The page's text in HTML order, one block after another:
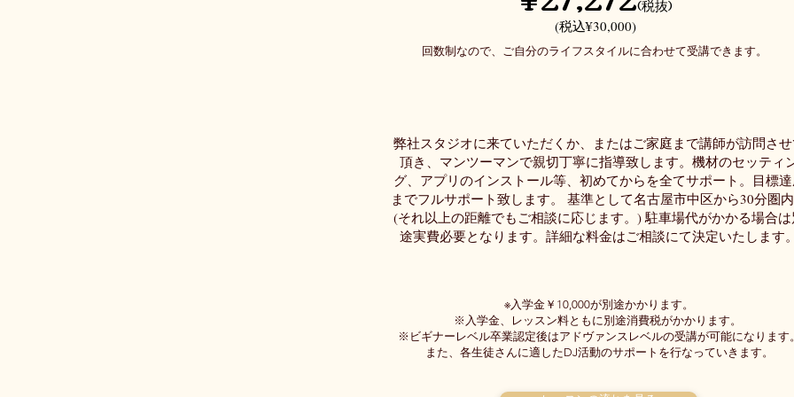
(税込¥30,000)
回数制なので、ご自分のライフスタイルに合わせて受講できます。
弊社スタジオに来ていただくか、またはご家庭まで講師が訪問させ
頂き、マンツーマンで親切丁寧に指導致します。機材のセッティ
グ、アプリのインストール等、初めてからを全てサポート。目標
までフルサポート致します。 基準として名古屋市中区から30分圏内
(それ以上の距離でもご相談に応じます。) 駐車場代がかかる場合は
途実費必要となります。詳細な料金はご相談にて決定いたします。
※入学金￥10,000が別途かかります。
※入学金、レッスン料ともに別途消費税がかかります。
※ビギナーレベル卒業認定後はアドヴァンスレベルの受講が可能になります。
また、各生徒さんに適したDJ活動のサポートを行なっていきます。